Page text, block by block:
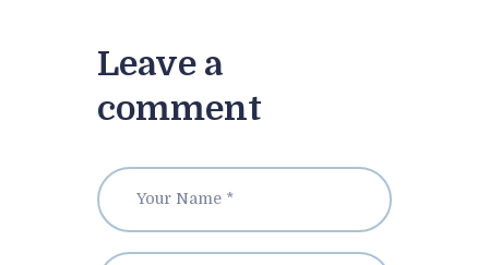
Leave a
comment